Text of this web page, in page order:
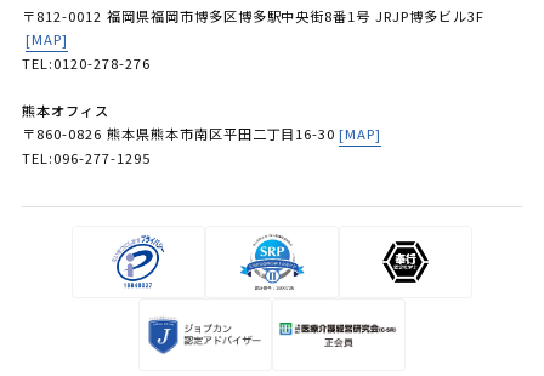
〒812-0012 福岡県福岡市博多区博多駅中央街8番1号 JRJP博多ビル3F
[MAP]
TEL:0120-278-276
熊本オフィス
〒860-0826 熊本県熊本市南区平田二丁目16-30 [MAP]
TEL:096-277-1295